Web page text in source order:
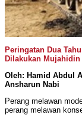
Peringatan Dua
Dilakukan Mujahidin
Oleh: Hamid Abdul
Ansharun Nabi
Perang melawan
perang melawan